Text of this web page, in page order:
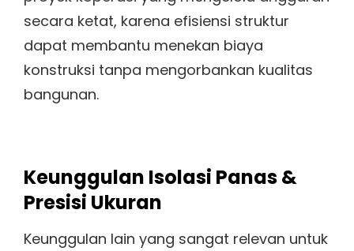
secara ketat, karena efisiensi struktur
dapat membantu menekan biaya
konstruksi tanpa mengorbankan kualitas
bangunan.
Keunggulan Isolasi Panas &
Presisi Ukuran
Keunggulan lain yang sangat relevan untuk